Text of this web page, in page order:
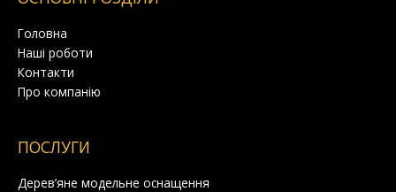
Головна
Наші роботи
Контакти
Про компанію
ПОСЛУГИ
Дерев’яне модельне оснащення